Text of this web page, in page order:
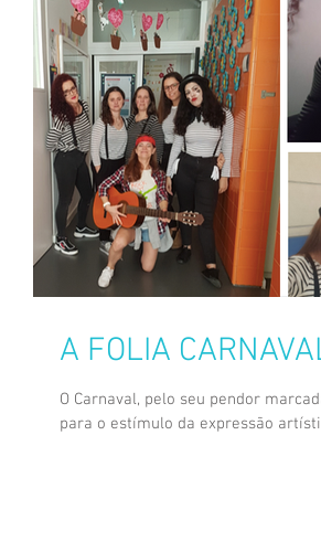
A FOLIA
O Carnaval, pelo seu pendor
para o estímulo da expressão